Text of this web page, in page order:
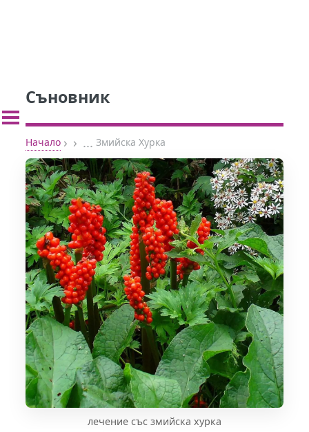
Съновник
Начало › › ... Змийска Хурка
лечение със змийска хурка